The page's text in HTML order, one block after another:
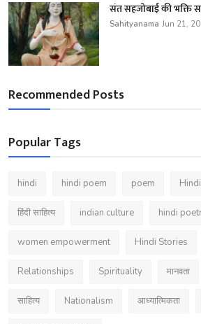
संत सहजोबाई की भक्ति
Sahityanama Jun 21,
Recommended Posts
Popular Tags
hindi hindi poem poem
हिंदी साहित्य indian culture hindi
women empowerment Hindi Stories
Relationships Spirituality मानवता
साहित्य Nationalism आध्यात्मिकता